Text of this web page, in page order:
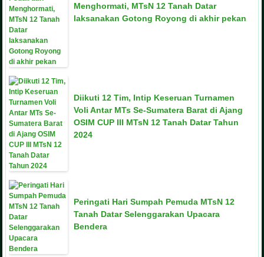
Menghormati, MTsN 12 Tanah Datar
laksanakan Gotong Royong di akhir pekan
Diikuti 12 Tim, Intip Keseruan Turnamen
Voli Antar MTs Se-Sumatera Barat di Ajang
OSIM CUP III MTsN 12 Tanah Datar Tahun
2024
Peringati Hari Sumpah Pemuda MTsN 12
Tanah Datar Selenggarakan Upacara
Bendera